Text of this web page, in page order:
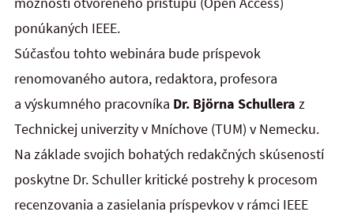
ponúkaných IEEE.
Súčasťou tohto webinára bude príspevok
renomovaného autora, redaktora, profesora
a výskumného pracovníka Dr. Björna Schullera z
Technickej univerzity v Mníchove (TUM) v Nemecku.
Na základe svojich bohatých redakčných skúseností
poskytne Dr. Schuller kritické postrehy k procesom
recenzovania a zasielania príspevkov v rámci IEEE